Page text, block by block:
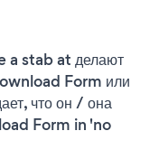
a stab at делают
Form или
что он / она
Form in 'no